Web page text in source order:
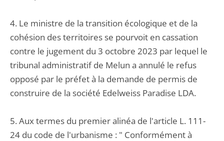
4. Le ministre de la transition écologique et de la
cohésion des territoires se pourvoit en cassation
contre le jugement du 3 octobre 2023 par lequel le
tribunal administratif de Melun a annulé le refus
opposé par le préfet à la demande de permis de
construire de la société Edelweiss Paradise LDA.
5. Aux termes du premier alinéa de l'article L. 111-
24 du code de l'urbanisme : " Conformément à